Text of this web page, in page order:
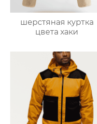
шерстяная куртка
цвета хаки